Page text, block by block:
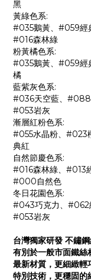
黑
黃綠色系:
#035鵝黃、#059經
#016森林綠
粉黃橘色系:
#035鵝黃、#059
橘
藍紫灰色系:
#036天空藍、#088
#053岩灰
漸層紅粉色系:
#055水晶粉、#023
典紅
自然節慶色系:
#016森林綠、#013
#000自然色
冬日花園色系:
#043巧克力、#062
#053岩灰
台灣獨家研發 不鏽
有別於一般市面鐵絲
最新材質，更細緻輕
特別技術，更穩固的